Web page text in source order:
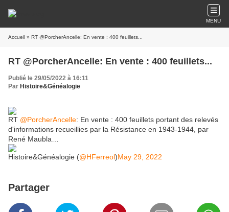
MENU
Accueil » RT @PorcherAncelle: En vente : 400 feuillets...
RT @PorcherAncelle: En vente : 400 feuillets...
Publié le 29/05/2022 à 16:11
Par Histoire&Généalogie
RT @PorcherAncelle: En vente : 400 feuillets portant des relevés
d'informations recueillies par la Résistance en 1943-1944, par
René Maubla…
Histoire&Généalogie (@HFerreol)May 29, 2022
Partager